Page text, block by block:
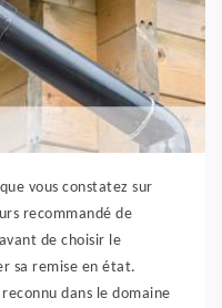
vous constatez sur
recommandé de
de choisir le
sa remise en état.
dans le domaine